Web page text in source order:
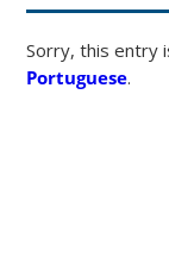
Sorry, this entry
Portuguese.